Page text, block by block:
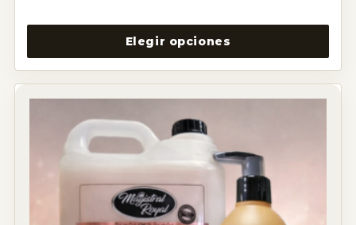
Elegir opciones